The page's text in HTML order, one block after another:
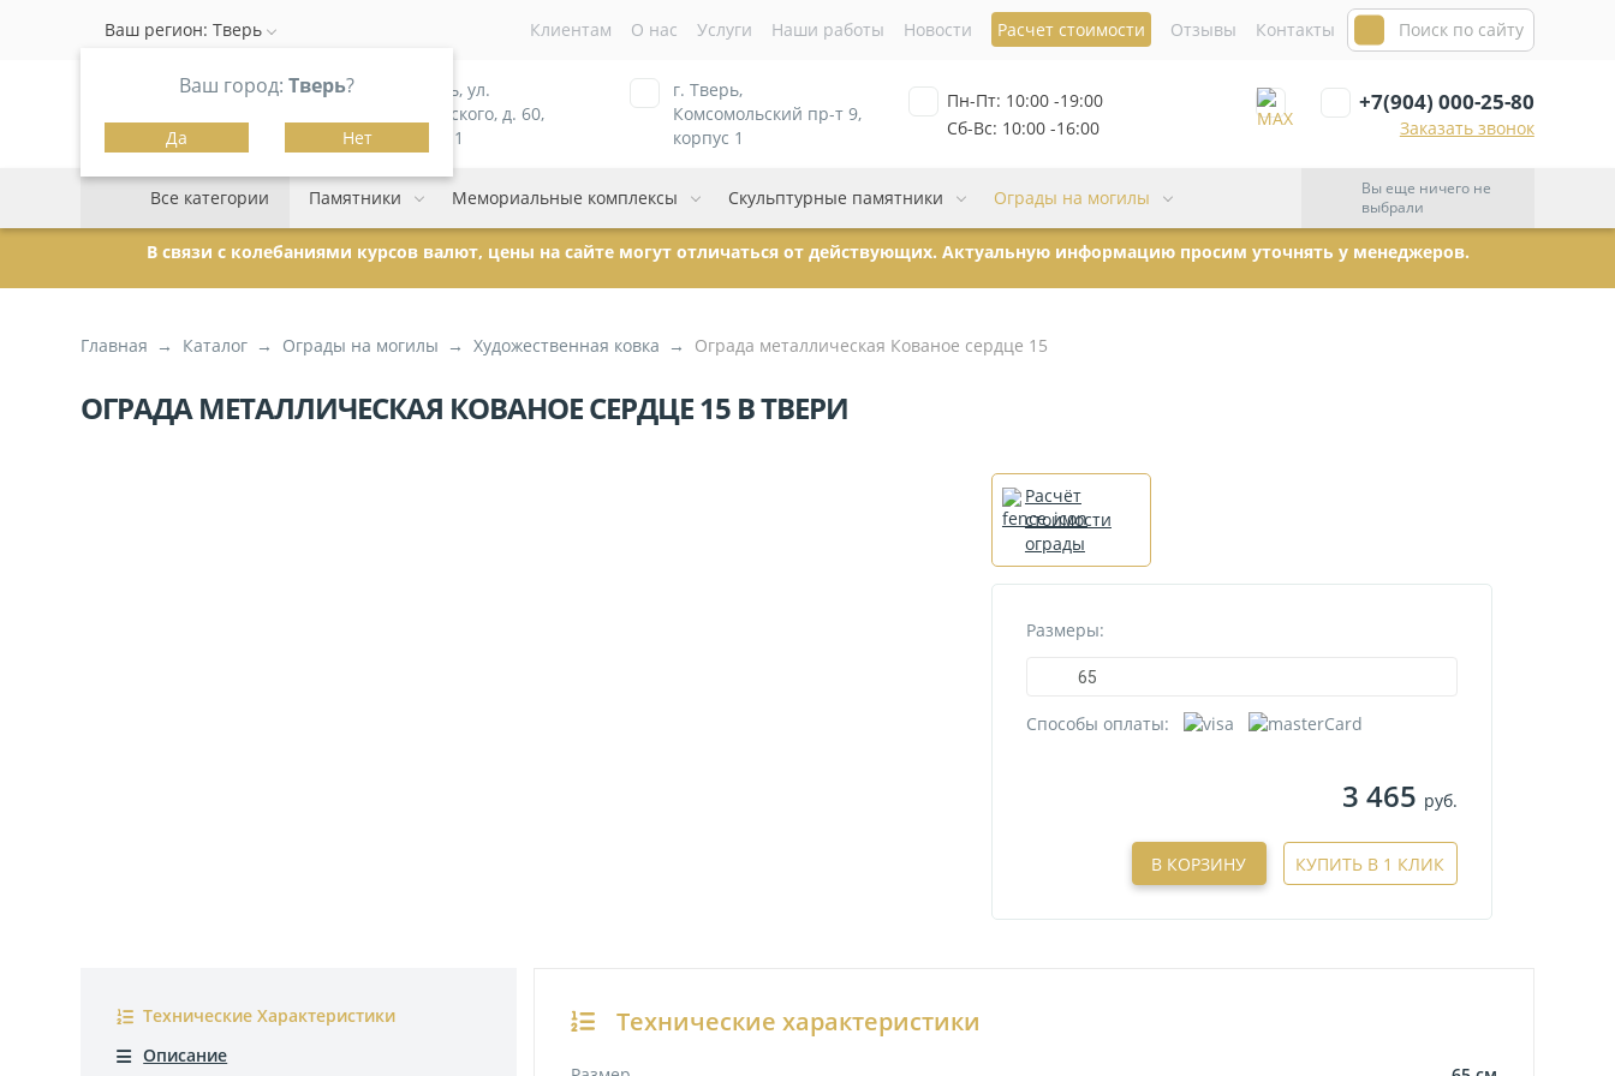
Ваш город:Тверь?
Да Нет
Ваш регион:Тверь Клиентам О нас Услуги Наши работы Новости Расчет стоимости Отзывы Контакты
г. Тверь, ул.
Можайского, д. 60,
корпус 1
г. Тверь,
Комсомольский пр-т 9,
корпус 1
Пн-Пт: 10:00 -19:00
Сб-Вс: 10:00 -16:00
+7(904) 000-25-80
Заказать звонок
Все категории Памятники Мемориальные комплексы Скульптурные памятники Ограды на могилы
Вы еще ничего не
выбрали
В связи с колебаниями курсов валют, цены на сайте могут отличаться от действующих. Актуальную информацию просим уточнять у менеджеров.
Главная Каталог Ограды на могилы Художественная ковка Ограда металлическая Кованое сердце 15
ОГРАДА МЕТАЛЛИЧЕСКАЯ КОВАНОЕ СЕРДЦЕ 15 В ТВЕРИ
Расчёт
стоимости
ограды
Размеры:
65
Способы оплаты:
3 465 руб.
В КОРЗИНУ КУПИТЬ В 1 КЛИК
Технические Характеристики Технические характеристики
Описание